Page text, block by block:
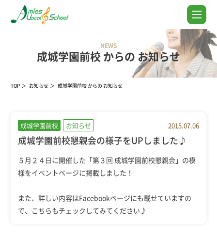
NEWS
成城学園前校 からの お知らせ
TOP お知らせ 成城学園前校 からの お知らせ
成城学園前校 お知らせ 2015.07.06
成城学園前校懇親会の様子をUPしました♪
５月２４日に開催した「第３回 成城学園前校懇親会」の模
様をイベントページに掲載しました！
また、詳しい内容はFacebookページにも載せていますの
で、こちらもチェックしてみてください♪